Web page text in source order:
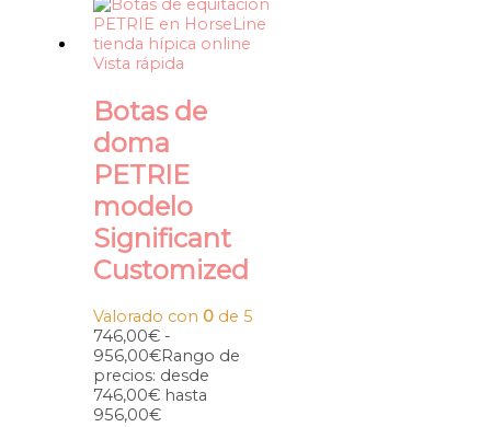
Vista rápida
Botas de
doma
PETRIE
modelo
Significant
Customized
Valorado con 0 de 5
746,00€ -
956,00€Rango de
precios: desde
746,00€ hasta
956,00€